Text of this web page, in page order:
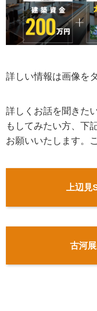
詳しい情報は画像を
詳しくお話を聞きた
もしてみたい方、下
お願いいたします。
上辺
古河